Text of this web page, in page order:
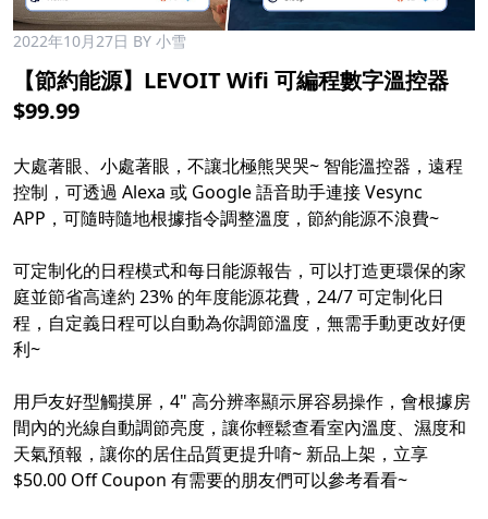
2022年10月27日 BY 小雪
【節約能源】LEVOIT Wifi 可編程數字溫控器
$99.99
大處著眼、小處著眼，不讓北極熊哭哭~ 智能溫控器，遠程
控制，可透過 Alexa 或 Google 語音助手連接 Vesync
APP，可隨時隨地根據指令調整溫度，節約能源不浪費~
可定制化的日程模式和每日能源報告，可以打造更環保的家
庭並節省高達約 23% 的年度能源花費，24/7 可定制化日
程，自定義日程可以自動為你調節溫度，無需手動更改好便
利~
用戶友好型觸摸屏，4" 高分辨率顯示屏容易操作，會根據房
間內的光線自動調節亮度，讓你輕鬆查看室內溫度、濕度和
天氣預報，讓你的居住品質更提升唷~ 新品上架，立享
$50.00 Off Coupon 有需要的朋友們可以參考看看~